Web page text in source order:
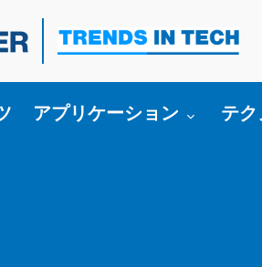
Toggle submenu for:
アプリケーション テク